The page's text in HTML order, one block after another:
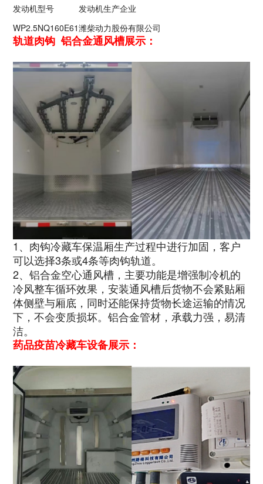
发动机型号
发动机生产企业
WP2.5NQ160E61潍柴动力股份有限公司
轨道肉钩 铝合金通风槽展示：
1、肉钩冷藏车保温厢生产过程中进行加固，客户
可以选择3条或4条等肉钩轨道。
2、铝合金空心通风槽，主要功能是增强制冷机的
冷风整车循环效果，安装通风槽后货物不会紧贴厢
体侧壁与厢底，同时还能保持货物长途运输的情况
下，不会变质损坏。铝合金管材，承载力强，易清
洁。
药品疫苗冷藏车设备展示：